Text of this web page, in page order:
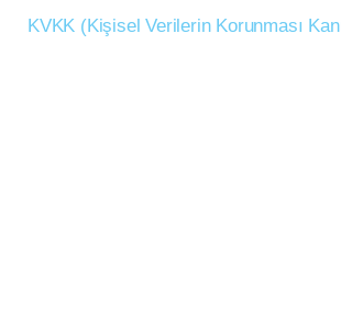
KVKK (Kişisel Verilerin Korunması